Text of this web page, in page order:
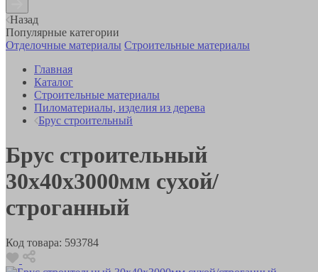
Назад
Популярные категории
Отделочные материалы Строительные материалы
Главная
Каталог
Строительные материалы
Пиломатериалы, изделия из дерева
Брус строительный
Брус строительный
30х40х3000мм сухой/
строганный
Код товара: 593784